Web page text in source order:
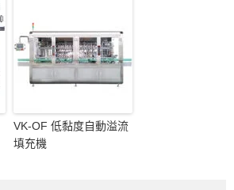
VK-OF 低黏度自動溢流
填充機